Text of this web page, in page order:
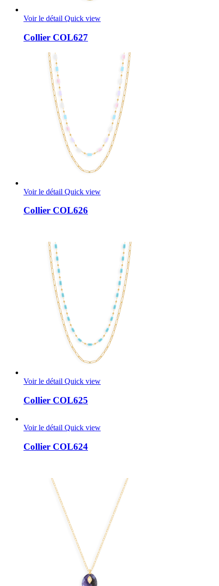
Voir le détail Quick view
Collier COL627
Voir le détail Quick view
Collier COL626
Voir le détail Quick view
Collier COL625
Voir le détail Quick view
Collier COL624